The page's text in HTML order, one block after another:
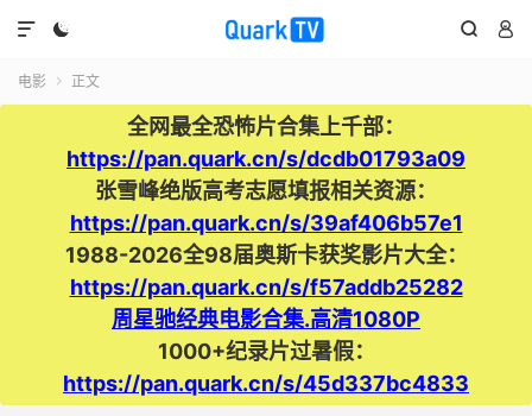
  

电影  正文
全网最全恐怖片合集上千部：
https://pan.quark.cn/s/dcdb01793a09
张雪峰绝版高考志愿填报相关资源：
https://pan.quark.cn/s/39af406b57e1
1988-2026全98届奥斯卡获奖影片大全：
https://pan.quark.cn/s/f57addb25282
周星驰经典电影合集.高清1080P
1000+纪录片过暑假：
https://pan.quark.cn/s/45d337bc4833